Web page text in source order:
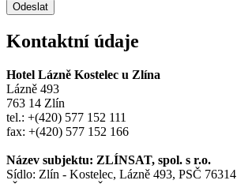
Odeslat
Kontaktní údaje
Hotel Lázně Kostelec u Zlína
Lázně 493
763 14 Zlín
tel.: +(420) 577 152 111
fax: +(420) 577 152 166
Název subjektu: ZLÍNSAT, spol. s r.o.
Sídlo: Zlín - Kostelec, Lázně 493, PSČ 76314